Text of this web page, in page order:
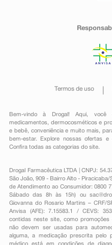
Termos de uso
Bem-vindo à Drogal! Aqui, você
medicamentos , dermocosméticos e
e bebê, conveniênciae muito mais,
bem-estar. Explore nossas ofertas
Confira todas as categorias do site.
Drogal Farmacêutica LTDA | CNPJ:
São João, 909 - Bairro Alto - Piracicaba/
de Atendimento ao Consumidor: 0800
Sábado das 8h às 15h) ou
Giovanna do Rosario Martins – CRF/
Anvisa (AFE): 7.15583.1 / CEVS:
contidas neste site, como
não devem ser usadas para
alguma, a medicação prescrita pelo
médico está em condições de